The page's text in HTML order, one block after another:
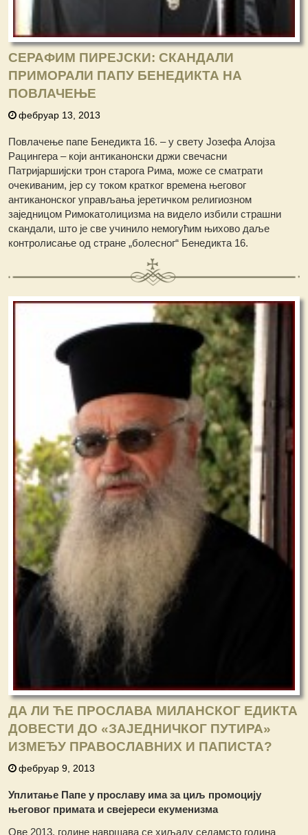
СЕРАФИМ ПИРЕЈСКИ: СКАНДАЛИ
ПРИМОРАЛИ ПАПУ БЕНЕДИКТА НА
ПОВЛАЧЕЊЕ
фебруар 13, 2013
Повлачење папе Бенедикта 16. – у свету Јозефа Алојза
Рацингера – који антиканонски држи свечасни
Патријаршијски трон старога Рима, може се сматрати
очекиваним, јер су током кратког времена његовог
антиканонског управљања јеретичком религиозном
заједницом Римокатолицизма на видело избили страшни
скандали, што је све учинило немогућим њихово даље
контролисање од стране „болесног“ Бенедикта 16.
ДА ЛИ ЋЕ ПРОСЛАВА МИЛАНСКОГ ЕДИКТА
ДОВЕСТИ ДО «ЗАЈЕДНИЧКОГ ПУТИРА»
ИЗМЕЂУ ПРАВОСЛАВНИХ И ПАПИСТА?
фебруар 9, 2013
Уплитање Папе у прославу има за циљ промоцију
његовог примата и свејереси екуменизма
Ове 2013. године навршава се хиљаду седамсто година